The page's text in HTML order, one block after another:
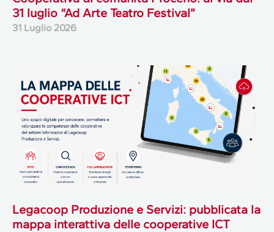
31 luglio “Ad Arte Teatro Festival”
31 Luglio 2026
Legacoop Produzione e Servizi: pubblicata la
mappa interattiva delle cooperative ICT